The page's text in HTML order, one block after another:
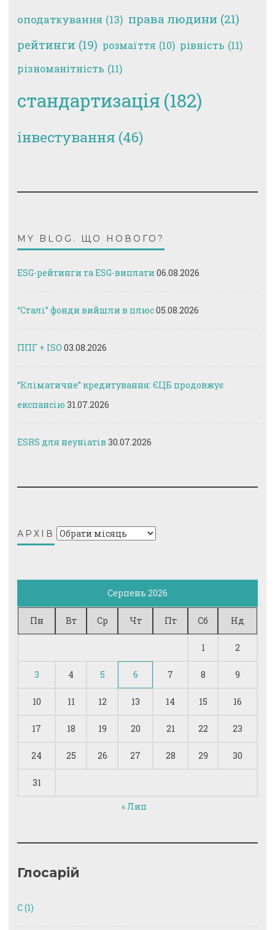
оподаткування (13) права людини (21)
рейтинги (19) розмаїття (10) рівність (11)
різноманітність (11)
стандартизація (182)
інвестування (46)
MY BLOG. ЩО НОВОГО?
ESG-рейтинги та ESG-виплати 06.08.2026
“Сталі” фонди вийшли в плюс05.08.2026
ППГ + ISO 03.08.2026
“Кліматичне” кредитування: ЄЦБ продовжує
експансію 31.07.2026
ESRS для неуніатів 30.07.2026
АРХІВ Архів
Серпень 2026
Пн Вт Ср Чт Пт Сб Нд
1 2
3 4 5 6 7 8 9
10 11 12 13 14 15 16
17 18 19 20 21 22 23
24 25 26 27 28 29 30
31
« Лип
Глосарій
C(1)